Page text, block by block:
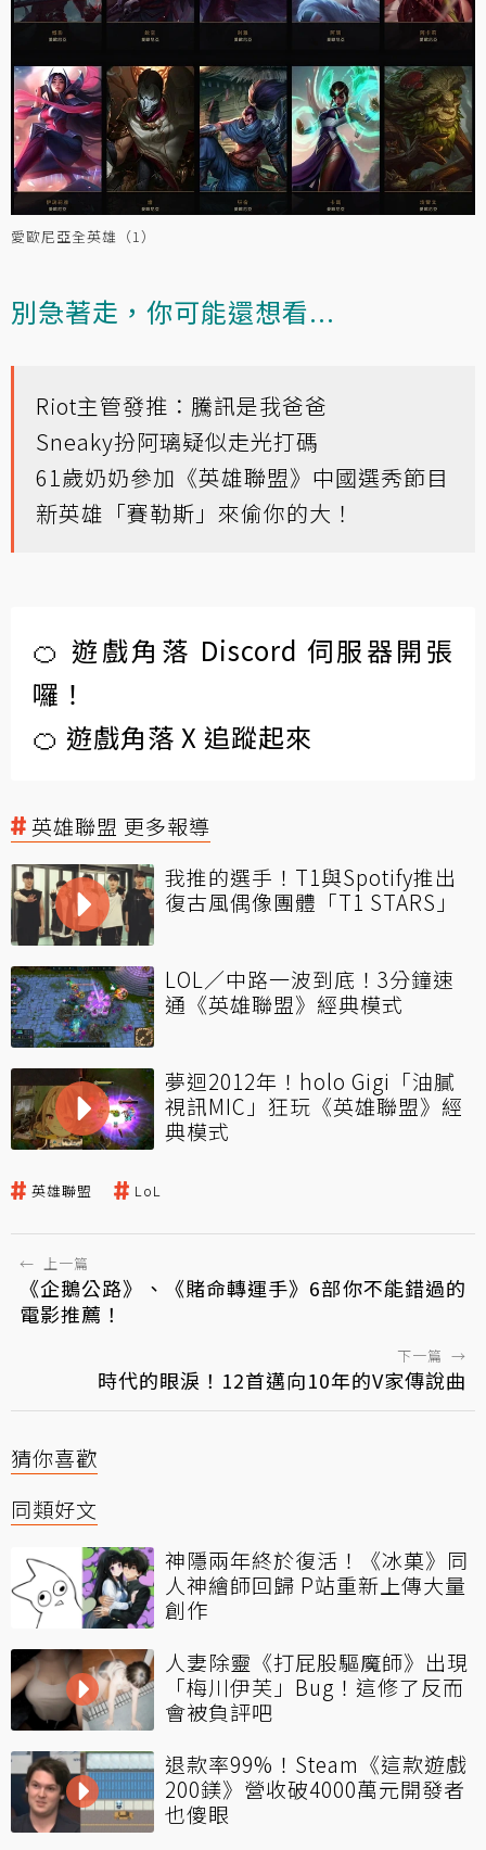
愛歐尼亞全英雄（1）
別急著走，你可能還想看...
Riot主管發推：騰訊是我爸爸
Sneaky扮阿璃疑似走光打碼
61歲奶奶參加《英雄聯盟》中國選秀節目
新英雄「賽勒斯」來偷你的大！
🍊 遊戲角落 Discord 伺服器開張
囉！
🍊 遊戲角落 X 追蹤起來
英雄聯盟 更多報導
我推的選手！T1與Spotify推出
復古風偶像團體「T1 STARS」
LOL／中路一波到底！3分鐘速
通《英雄聯盟》經典模式
夢迴2012年！holo Gigi「油膩
視訊MIC」狂玩《英雄聯盟》經
典模式
英雄聯盟 LoL
← 上一篇
《企鵝公路》、《賭命轉運手》6部你不能錯過的
電影推薦！
下一篇 →
時代的眼淚！12首邁向10年的V家傳說曲
猜你喜歡
同類好文
神隱兩年終於復活！《冰菓》同
人神繪師回歸 P站重新上傳大量
創作
人妻除靈《打屁股驅魔師》出現
「梅川伊芙」Bug！這修了反而
會被負評吧
退款率99%！Steam《這款遊戲
200鎂》營收破4000萬元開發者
也傻眼